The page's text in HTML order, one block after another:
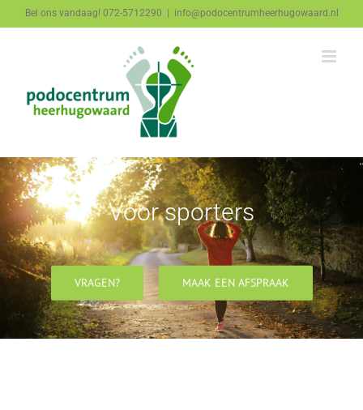
naar
Bel ons vandaag! 072-5712290 info@podocentrumheerhugowaard.nl
Voor sporters
VRAGEN? MAAK EEN AFSPRAAK